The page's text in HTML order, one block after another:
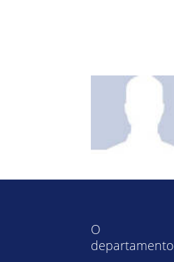
O
departamento